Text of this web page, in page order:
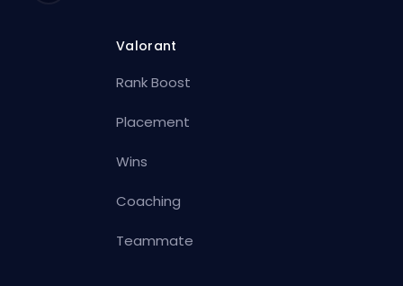
Valorant
Rank Boost
Placement
Wins
Coaching
Teammate